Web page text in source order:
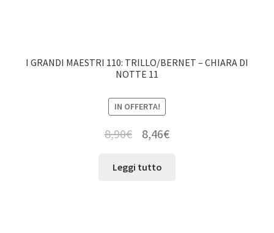
I GRANDI MAESTRI 110: TRILLO/BERNET – CHIARA DI
NOTTE 11
IN OFFERTA!
8,90€ 8,46€
Leggi tutto